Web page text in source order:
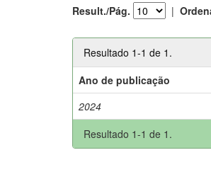
Result./Pág. |
Resultado 1-1 de 1.
Ano de publicação
2024
Resultado 1-1 de 1.